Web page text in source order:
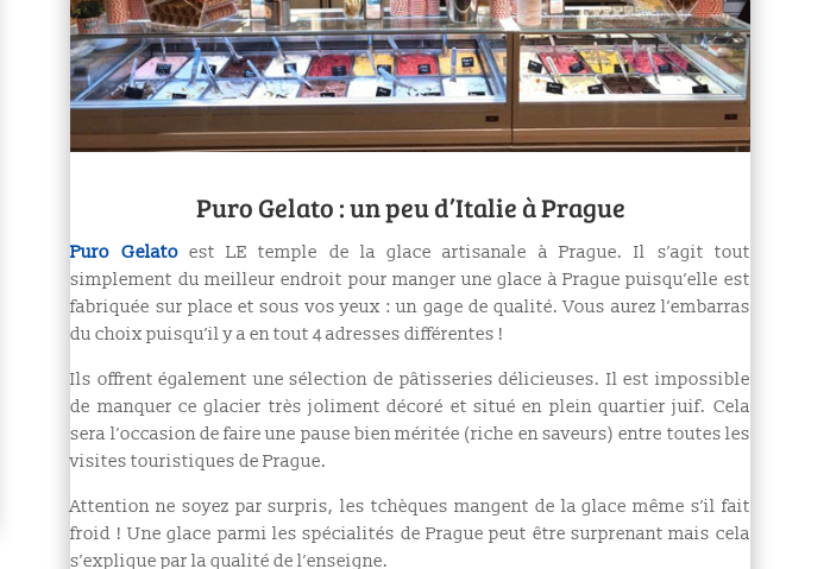
Puro Gelato : un peu d’Italie à Prague
Puro Gelatoest LE temple de la glace artisanale à Prague. Il s’agit tout
simplement du meilleur endroit pour manger une glace à Prague puisqu’elle est
fabriquée sur place et sous vos yeux : un gage de qualité. Vous aurez l’embarras
du choix puisqu’il y a en tout 4 adresses différentes !
Ils offrent également une sélection de pâtisseries délicieuses. Il est impossible
de manquer ce glacier très joliment décoré et situé en plein quartier juif. Cela
sera l’occasion de faire une pause bien méritée (riche en saveurs) entre toutes les
visites touristiques de Prague.
Attention ne soyez par surpris, les tchèques mangent de la glace même s’il fait
froid ! Une glace parmi les spécialités de Prague peut être surprenant mais cela
s’explique par la qualité de l’enseigne.